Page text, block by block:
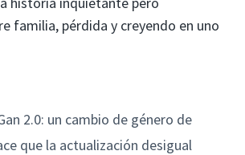
familia, pérdida y creyendo en uno
2.0: un cambio de género de
que la actualización desigual